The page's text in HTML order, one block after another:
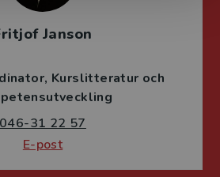
Janson
Kurslitteratur och
046-31 22 57
E-post